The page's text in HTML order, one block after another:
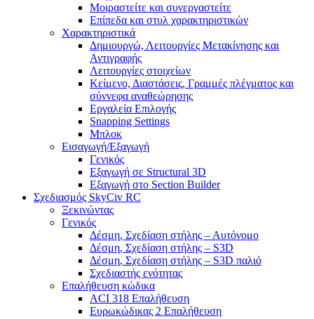
Μοιραστείτε και συνεργαστείτε
Επίπεδα και στυλ χαρακτηριστικών
Χαρακτηριστικά
Δημιουργώ, Λειτουργίες Μετακίνησης και
Αντιγραφής
Λειτουργίες στοιχείων
Κείμενο, Διαστάσεις, Γραμμές πλέγματος και
σύννεφα αναθεώρησης
Εργαλεία Επιλογής
Snapping Settings
Μπλοκ
Εισαγωγή/Εξαγωγή
Γενικός
Εξαγωγή σε Structural 3D
Εξαγωγή στο Section Builder
Σχεδιασμός SkyCiv RC
Ξεκινώντας
Γενικός
Δέσμη, Σχεδίαση στήλης – Αυτόνομο
Δέσμη, Σχεδίαση στήλης – S3D
Δέσμη, Σχεδίαση στήλης – S3D παλιό
Σχεδιαστής ενότητας
Επαλήθευση κώδικα
ACI 318 Επαλήθευση
Ευρωκώδικας 2 Επαλήθευση